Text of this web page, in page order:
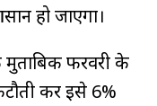
हो जाएगा।
मुताबिक फरवरी के
कर इसे 6%